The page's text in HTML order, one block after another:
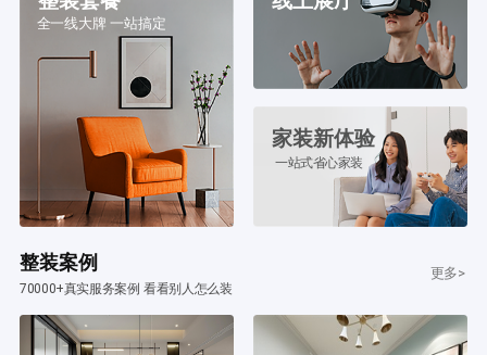
全一线大牌 一站搞定
家装新体验
一站式省心家装
整装案例
70000+真实服务案例 看看别人怎么装
更多>